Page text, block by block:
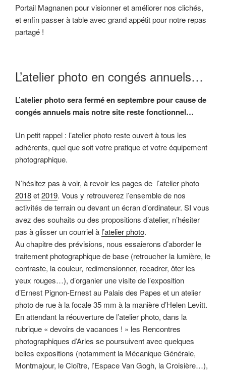
Portail Magnanen pour visionner et améliorer nos clichés,
et enfin passer à table avec grand appétit pour notre repas
partagé !
L’atelier photo en congés annuels…
L’atelier photo sera fermé en septembre pour cause de
congés annuels mais notre site reste fonctionnel…
Un petit rappel : l’atelier photo reste ouvert à tous les
adhérents, quel que soit votre pratique et votre équipement
photographique.
N’hésitez pas à voir, à revoir les pages de l’atelier photo
2018et2019. Vous y retrouverez l’ensemble de nos
activités de terrain ou devant un écran d’ordinateur. SI vous
avez des souhaits ou des propositions d’atelier, n’hésiter
pas à glisser un courriel à l’atelier photo.
Au chapitre des prévisions, nous essaierons d’aborder le
traitement photographique de base (retroucher la lumière, le
contraste, la couleur, redimensionner, recadrer, ôter les
yeux rouges…), d’organier une visite de l’exposition
d’Ernest Pignon-Ernest au Palais des Papes et un atelier
photo de rue à la focale 35 mm à la manière d’Helen Levitt.
En attendant la réouverture de l’atelier photo, dans la
rubrique « devoirs de vacances ! » les Rencontres
photographiques d’Arles se poursuivent avec quelques
belles expositions (notamment la Mécanique Générale,
Montmajour, le Cloître, l’Espace Van Gogh, la Croisière…),